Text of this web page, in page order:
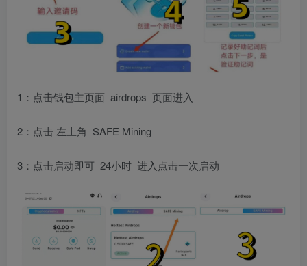
1：点击钱包主页面 airdrops 页面进入
2：点击 左上角 SAFE Mining
3：点击启动即可 24小时 进入点击一次启动